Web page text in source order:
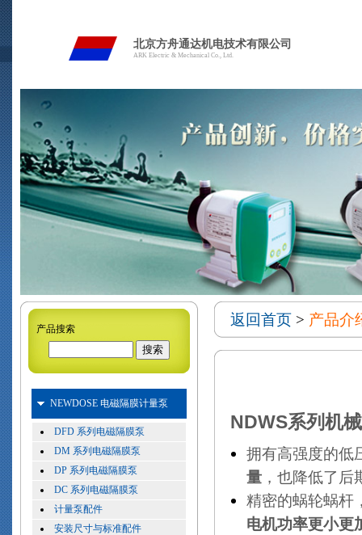
北京方舟通达机电技术有限公司
ARK Electric & Mechanical Co., Ltd.
产品搜索
NEWDOSE 电磁隔膜计量泵
DFD 系列电磁隔膜泵
DM 系列电磁隔膜泵
DP 系列电磁隔膜泵
DC 系列电磁隔膜泵
计量泵配件
安装尺寸与标准配件
返回首页 > 产品介
NDWS系列机
拥有高强度的低
量 ，也降低了
精密的蜗轮蜗杆
电机功率更小更